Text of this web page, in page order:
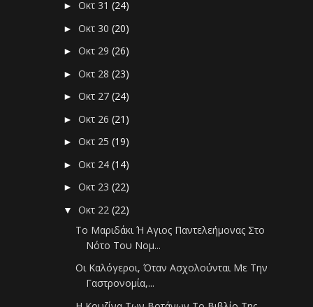
►Οκτ 31(24)
►Οκτ 30(20)
►Οκτ 29(26)
►Οκτ 28(23)
►Οκτ 27(24)
►Οκτ 26(21)
►Οκτ 25(19)
►Οκτ 24(14)
►Οκτ 23(22)
▼Οκτ 22(22)
Το Μαριδάκι Ή Αγιος Παντελεήμονας Στο
Νότο Του Νομ...
Οι Καλόγεροι, Όταν Ασχολούνται Με Την
Γαστρονομία,...